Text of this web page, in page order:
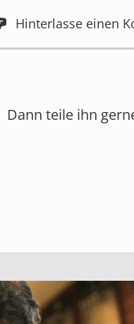
Hinterlasse einen
Dann teile ihn